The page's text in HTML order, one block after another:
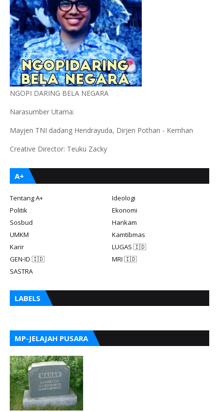
NGOPI DARING BELA NEGARA
Narasumber Utama:
Mayjen TNI dadang Hendrayuda, Dirjen Pothan - Kemhan
Creative Director: Teuku Zacky
A+
Tentang A+
Ideologi
Politik
Ekonomi
Sosbud
Hankam
UMKM
Kamtibmas
Karir
LUGAS 🇮🇩
GEN-ID 🇮🇩
MRI 🇮🇩
SASTRA
LABELS
MP-JELAJAH PUSARA